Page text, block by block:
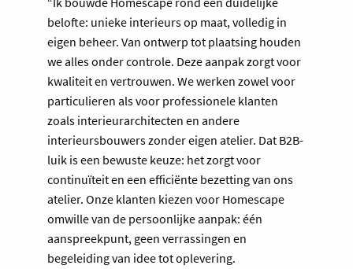
belofte: unieke interieurs op maat, volledig in
eigen beheer. Van ontwerp tot plaatsing houden
we alles onder controle. Deze aanpak zorgt voor
kwaliteit en vertrouwen. We werken zowel voor
particulieren als voor professionele klanten
zoals interieurarchitecten en andere
interieursbouwers zonder eigen atelier. Dat B2B-
luik is een bewuste keuze: het zorgt voor
continuïteit en een efficiënte bezetting van ons
atelier. Onze klanten kiezen voor Homescape
omwille van de persoonlijke aanpak: één
aanspreekpunt, geen verrassingen en
begeleiding van idee tot oplevering.